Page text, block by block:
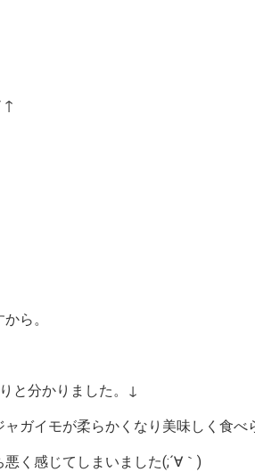
↑
ら。
と分かりました。↓
ガイモが柔らかくなり美味しく食べ
く感じてしまいました(;´∀｀)